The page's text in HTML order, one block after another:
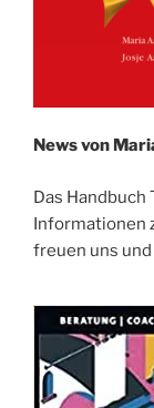
News von
Das Handbuch
Informationen
freuen uns